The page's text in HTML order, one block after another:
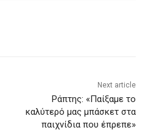
Next article
Ράπτης: «Παίξαμε το
καλύτερό μας μπάσκετ στα
παιχνίδια που έπρεπε»